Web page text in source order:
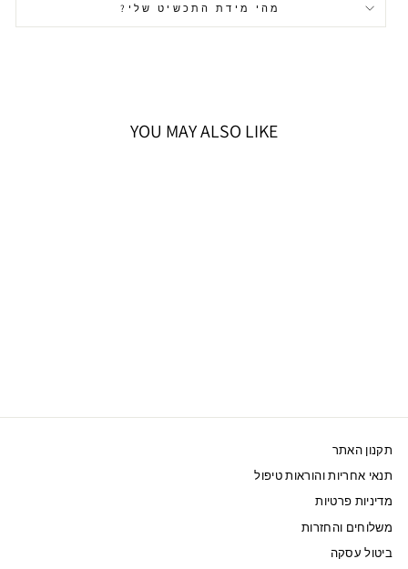
מהי מידת התכשיט שלי?
YOU MAY ALSO LIKE
תקנון האתר
תנאי אחריות והוראות טיפול
מדיניות פרטיות
משלוחים והחזרות
ביטול עסקה